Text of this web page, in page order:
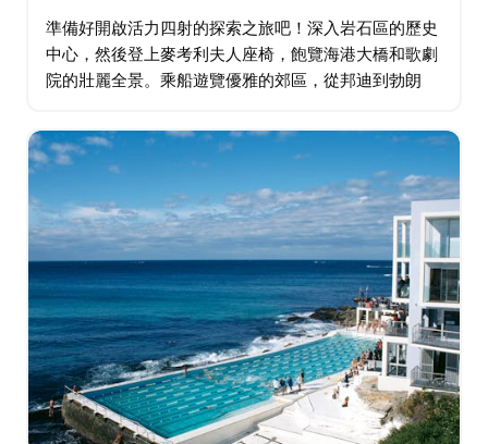
準備好開啟活力四射的探索之旅吧！深入岩石區的歷史
中心，然後登上麥考利夫人座椅，飽覽海港大橋和歌劇
院的壯麗全景。乘船遊覽優雅的郊區，從邦迪到勃朗
水邊享用清涼的早茶。 下午，登上57英尺長的遊艇…